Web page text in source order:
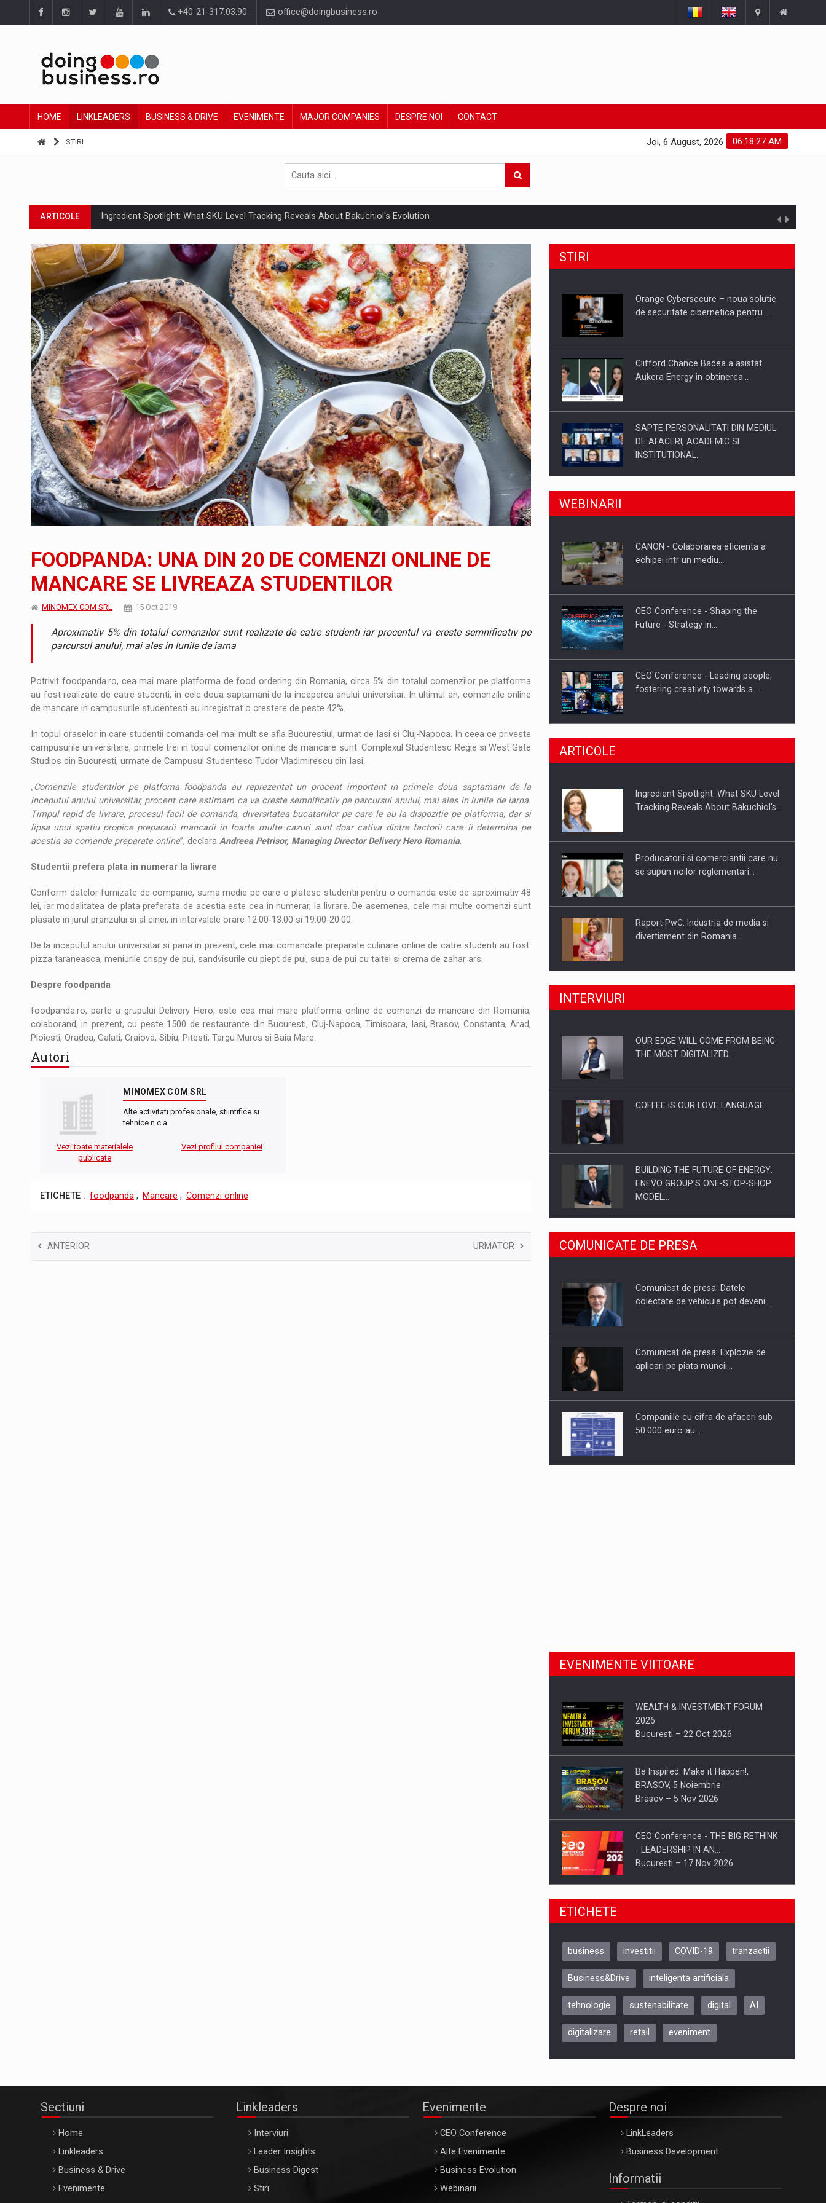
+40-21-317.03.90 office@doingbusiness.ro
HOME LINKLEADERS BUSINESS & DRIVE EVENIMENTE MAJOR COMPANIES DESPRE NOI CONTACT
STIRI 06:18:28 AM
Joi, 6 August, 2026
ARTICOLE Ingredient Spotlight: What SKU Level Tracking Reveals About Bakuchiol's Evolution
ARTICOLE Producatorii si comerciantii care nu se supun noilor reglementari UE privind ambalajele pot risca retragerea produselor din piata
ARTICOLE Raport PwC: Industria de media si divertisment din Romania va ajunge la 5,22 miliarde euro in acest an, sustinuta de segmentele digitale
ARTICOLE Ce nu stiu Directorii de HR despre performanta echipelor in criza
INTERVIURI LEADERSHIP IN MISCARE
INTERVIURI CU BATERIILE PERMANENT INCARCATE
INTERVIURI PUTTING ROMANIAN CORPORATE COMPANIES ON THE INTERNATIONAL BUSINESS SCENE
INTERVIURI OUR EDGE WILL COME FROM BEING THE MOST DIGITALIZED WHOLESALER IN ROMANIA
INTERVIURI COFFEE IS OUR LOVE LANGUAGE
STIRI Fondul de investitii BoldMind si echipa de management a Pall-Ex, liderul pietei de transport paletizat din Romania, preiau compania intr-o tranzactie de peste 25…
STIRI RANGE ROVER DEZVALUIE AL CINCILEA MEMBRU AL FAMILIEI: RANGE ROVER GT
STIRI Noul Mercedes-Benz VLE este acum disponibil pentru comanda intr-o gama extinsa de variante atragatoare
STIRI JAECOO 5 SHS-H a ajuns in Romania
STIRI Orange Cybersecure – noua solutie de securitate cibernetica pentru familie si afaceri
ARTICOLE Cum invatam sa spunem nu intr-o cultura care pedepseste granitele?
FOODPANDA: UNA DIN 20 DE COMENZI ONLINE DE
MANCARE SE LIVREAZA STUDENTILOR
MINOMEX COM SRL 15 Oct 2019
Aproximativ 5% din totalul comenzilor sunt realizate de catre studenti iar procentul va creste semnificativ pe
parcursul anului, mai ales in lunile de iarna
Potrivit foodpanda.ro, cea mai mare platforma de food ordering din Romania, circa 5% din totalul comenzilor pe platforma
au fost realizate de catre studenti, in cele doua saptamani de la inceperea anului universitar. In ultimul an, comenzile online
de mancare in campusurile studentesti au inregistrat o crestere de peste 42%.
In topul oraselor in care studentii comanda cel mai mult se afla Bucurestiul, urmat de Iasi si Cluj-Napoca. In ceea ce priveste
campusurile universitare, primele trei in topul comenzilor online de mancare sunt: Complexul Studentesc Regie si West Gate
Studios din Bucuresti, urmate de Campusul Studentesc Tudor Vladimirescu din Iasi.
„Comenzile studentilor pe platfoma foodpanda au reprezentat un procent important in primele doua saptamani de la
inceputul anului universitar, procent care estimam ca va creste semnificativ pe parcursul anului, mai ales in lunile de iarna.
Timpul rapid de livrare, procesul facil de comanda, diversitatea bucatariilor pe care le au la dispozitie pe platforma, dar si
lipsa unui spatiu propice prepararii mancarii in foarte multe cazuri sunt doar cativa dintre factorii care ii determina pe
acestia sa comande preparate online”, declara Andreea Petrisor, Managing Director Delivery Hero Romania.
Studentii prefera plata in numerar la livrare
Conform datelor furnizate de companie, suma medie pe care o platesc studentii pentru o comanda este de aproximativ 48
lei, iar modalitatea de plata preferata de acestia este cea in numerar, la livrare. De asemenea, cele mai multe comenzi sunt
plasate in jurul pranzului si al cinei, in intervalele orare 12:00-13:00 si 19:00-20:00.
De la inceputul anului universitar si pana in prezent, cele mai comandate preparate culinare online de catre studenti au fost:
pizza taraneasca, meniurile crispy de pui, sandvisurile cu piept de pui, supa de pui cu taitei si crema de zahar ars.
Despre foodpanda
foodpanda.ro, parte a grupului Delivery Hero, este cea mai mare platforma online de comenzi de mancare din Romania,
colaborand, in prezent, cu peste 1500 de restaurante din Bucuresti, Cluj-Napoca, Timisoara, Iasi, Brasov, Constanta, Arad,
Ploiesti, Oradea, Galati, Craiova, Sibiu, Pitesti, Targu Mures si Baia Mare.
Autori
MINOMEX COM SRL
Alte activitati profesionale, stiintifice si
tehnice n.c.a.
Vezi toate materialele
publicate
Vezi profilul companiei
ETICHETE : foodpanda , Mancare , Comenzi online
ANTERIOR URMATOR
STIRI
Orange Cybersecure – noua solutie
de securitate cibernetica pentru…
Clifford Chance Badea a asistat
Aukera Energy in obtinerea…
SAPTE PERSONALITATI DIN MEDIUL
DE AFACERI, ACADEMIC SI
INSTITUTIONAL…
SYCLEF isi consolideaza prezenta in
Fondul de investitii BoldMind si
WEBINARII
CANON - Colaborarea eficienta a
echipei intr un mediu…
CEO Conference - Shaping the
Future - Strategy in…
CEO Conference - Leading people,
fostering creativity towards a…
CEO Conference - Shaping The
Webinar - Business Evolution-
ARTICOLE
Ingredient Spotlight: What SKU Level
Tracking Reveals About Bakuchiol's…
Producatorii si comerciantii care nu
se supun noilor reglementari…
Raport PwC: Industria de media si
divertisment din Romania…
Ce nu stiu Directorii de HR despre
Cum invatam sa spunem nu intr-o
INTERVIURI
OUR EDGE WILL COME FROM BEING
THE MOST DIGITALIZED…
COFFEE IS OUR LOVE LANGUAGE
BUILDING THE FUTURE OF ENERGY:
ENEVO GROUP’S ONE-STOP-SHOP
MODEL…
ROOTED IN ROMANIA, BUILT TO
DELIVER TECHNOLOGY FOR THE…
PUTTING ROMANIAN CORPORATE
COMUNICATE DE PRESA
Comunicat de presa: Datele
colectate de vehicule pot deveni…
Comunicat de presa: Explozie de
aplicari pe piata muncii…
Companiile cu cifra de afaceri sub
50.000 euro au…
EVENIMENTE VIITOARE
WEALTH & INVESTMENT FORUM
2026
Bucuresti – 22 Oct 2026
Be Inspired. Make it Happen!,
BRASOV, 5 Noiembrie
Brasov – 5 Nov 2026
CEO Conference - THE BIG RETHINK
- LEADERSHIP IN AN…
Bucuresti – 17 Nov 2026
Be Inspired. Make it Happen!, CLUJ, 9
ARTEMIS LETO, ORADEA, 8
Oradea – 8 Oct 2026
ETICHETE
business investitii COVID-19 tranzactii
Business&Drive inteligenta artificiala
tehnologie sustenabilitate digital AI
digitalizare retail eveniment
Sectiuni
Home
Linkleaders
Business & Drive
Evenimente
Linkleaders
Interviuri
Leader Insights
Business Digest
Stiri
Evenimente
CEO Conference
Alte Evenimente
Business Evolution
Webinarii
Despre noi
LinkLeaders
Business Development
Informatii